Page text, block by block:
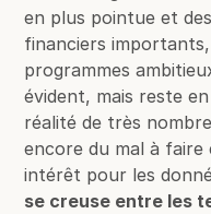
en plus pointue et
financiers
programmes
évident, mais reste
réalité de très
encore du mal à faire
intérêt pour les
se creuse entre les